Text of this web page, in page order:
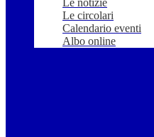
Le notizie
Le circolari
Calendario eventi
Albo online